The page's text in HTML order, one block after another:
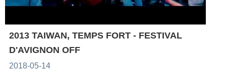
2013 TAIWAN, TEMPS FORT - FESTIVAL
D'AVIGNON OFF
2018-05-14